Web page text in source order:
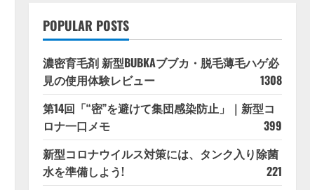
POPULAR POSTS
濃密育毛剤 新型BUBKAブブカ・脱毛薄毛ハゲ必
見の使用体験レビュー
1308
第14回「“密”を避けて集団感染防止」｜新型コ
ロナ一口メモ
399
新型コロナウイルス対策には、タンク入り除菌
水を準備しよう!
221